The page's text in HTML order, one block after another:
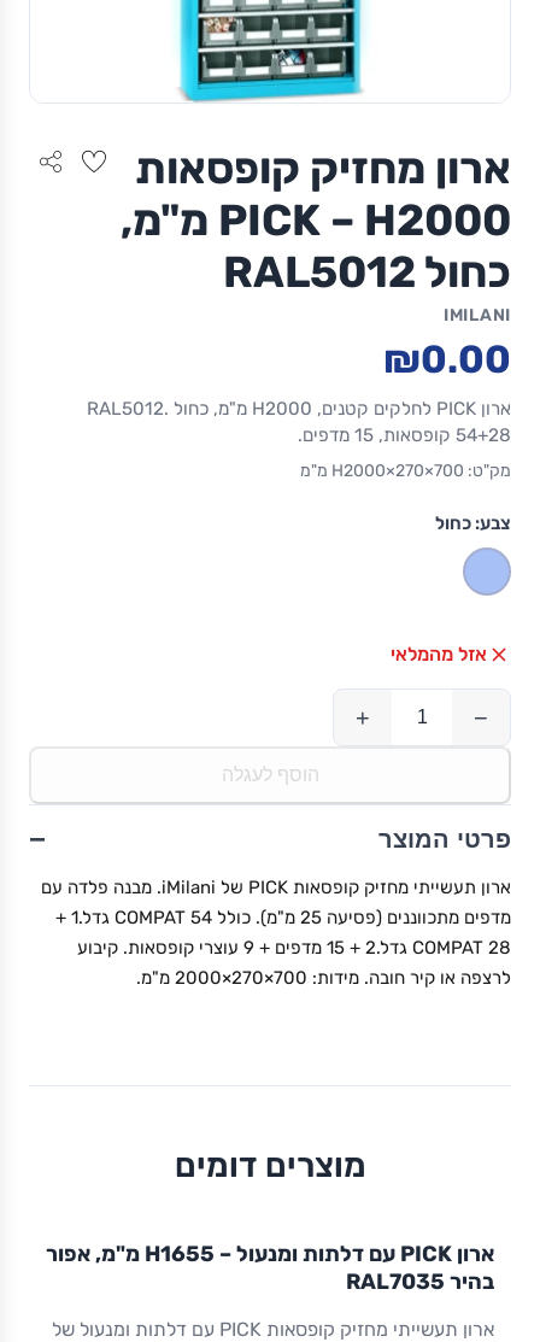
ארון מחזיק קופסאות
PICK – H2000 מ"מ,
כחול RAL5012
IMILANI
₪0.00
ארון PICK לחלקים קטנים, H2000 מ"מ, כחול RAL5012.
54+28 קופסאות, 15 מדפים.
מק"ט: 700×270×H2000 מ"מ
צבע: כחול
אזל מהמלאי
−
+
הוסף לעגלה
פרטי המוצר −
ארון תעשייתי מחזיק קופסאות PICK של iMilani. מבנה פלדה עם
מדפים מתכווננים (פסיעה 25 מ"מ). כולל 54 COMPAT גדל.1 +
28 COMPAT גדל.2 + 15 מדפים + 9 עוצרי קופסאות. קיבוע
לרצפה או קיר חובה. מידות: 700×270×2000 מ"מ.
מוצרים דומים
ארון PICK עם דלתות ומנעול – H1655 מ"מ, אפור
בהיר RAL7035
ארון תעשייתי מחזיק קופסאות PICK עם דלתות ומנעול של